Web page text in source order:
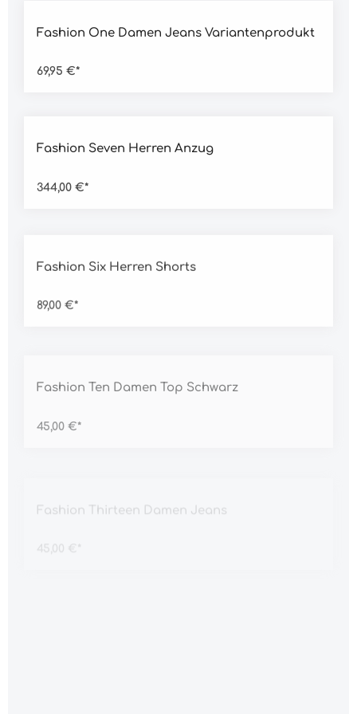
Fashion One Damen Jeans Variantenprodukt
69,95 €*
Fashion Seven Herren Anzug
344,00 €*
Fashion Six Herren Shorts
89,00 €*
Fashion Ten Damen Top Schwarz
45,00 €*
Fashion Thirteen Damen Jeans
45,00 €*